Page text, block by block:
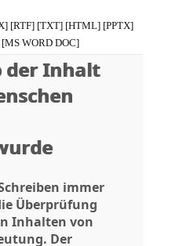
[RTF] [TXT] [HTML] [PPTX]
WORD DOC]
der Inhalt
immer
Überprüfung
Inhalten von
Der